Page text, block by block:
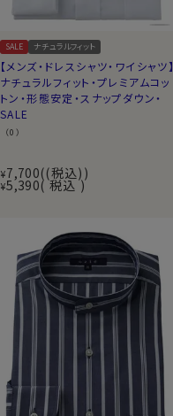
SALE ナチュラルフィット
【メンズ・ドレスシャツ・ワイシャツ】
ナチュラルフィット・プレミアムコッ
トン・形態安定・スナップダウン・
SALE
（0）
¥7,700 (税込)
¥5,390 税込